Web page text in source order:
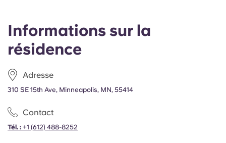
Informations sur la
résidence
Adresse
310 SE 15th Ave, Minneapolis, MN, 55414
Contact
Tél. : +1 (612) 488-8252